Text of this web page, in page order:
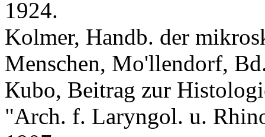
1924.
Kolmer, Handb. der
Menschen, Mo'llendorf,
Кubo, Beitrag zur
"Arch. f. Laryngol. u.